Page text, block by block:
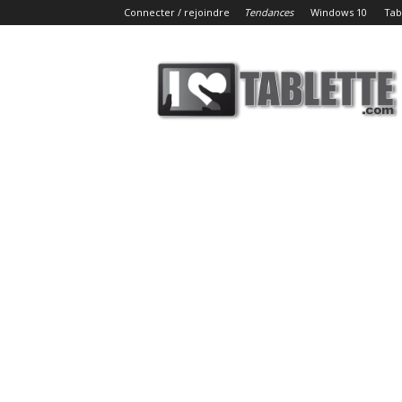
Connecter / rejoindre Tendances Windows 10